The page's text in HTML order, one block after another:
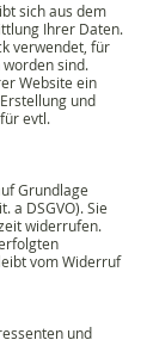
sich aus dem
Ihrer Daten.
verwendet, für
sind.
Website ein
und
evtl.
Grundlage
a DSGVO). Sie
widerrufen.
vom Widerruf
und